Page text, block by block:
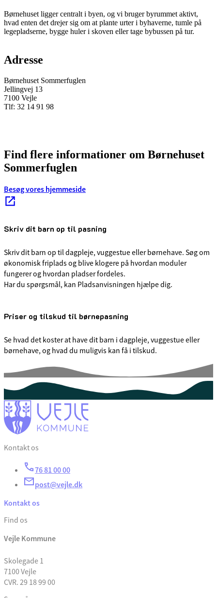
Børnehuset ligger centralt i byen, og vi bruger byrummet aktivt,
hvad enten det drejer sig om at plante urter i byhaverne, tumle på
legepladserne, bygge huler i skoven eller tage bybussen på tur.
Adresse
Børnehuset Sommerfuglen
Jellingvej 13
7100 Vejle
Tlf: 32 14 91 98
Find flere informationer om Børnehuset
Sommerfuglen
Besøg vores hjemmeside
Skriv dit barn op til pasning
Skriv dit barn op til dagpleje, vuggestue eller børnehave. Søg om
økonomisk friplads og blive klogere på hvordan moduler
fungerer og hvordan pladser fordeles.
Har du spørgsmål, kan Pladsanvisningen hjælpe dig.
Priser og tilskud til børnepasning
Se hvad det koster at have dit barn i dagpleje, vuggestue eller
børnehave, og hvad du muligvis kan få i tilskud.
Kontakt os
76 81 00 00
post@vejle.dk
Kontakt os
Find os
Vejle Kommune
Skolegade 1
7100 Vejle
CVR. 29 18 99 00